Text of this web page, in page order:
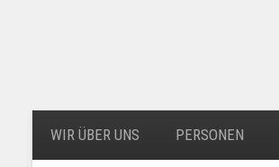
WIR ÜBER UNS PERSONEN